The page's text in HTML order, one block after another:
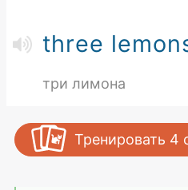
three
три лимона
Тренировать 4